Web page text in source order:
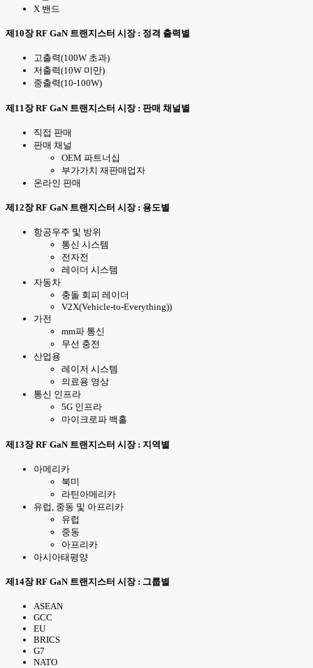
X 밴드
제10장 RF GaN 트랜지스터 시장 : 정격 출력별
고출력(100W 초과)
저출력(10W 미만)
중출력(10-100W)
제11장 RF GaN 트랜지스터 시장 : 판매 채널별
직접 판매
판매 채널
OEM 파트너십
부가가치 재판매업자
온라인 판매
제12장 RF GaN 트랜지스터 시장 : 용도별
항공우주 및 방위
통신 시스템
전자전
레이더 시스템
자동차
충돌 회피 레이더
V2X(Vehicle-to-Everything))
가전
mm파 통신
무선 충전
산업용
레이저 시스템
의료용 영상
통신 인프라
5G 인프라
마이크로파 백홀
제13장 RF GaN 트랜지스터 시장 : 지역별
아메리카
북미
라틴아메리카
유럽, 중동 및 아프리카
유럽
중동
아프리카
아시아태평양
제14장 RF GaN 트랜지스터 시장 : 그룹별
ASEAN
GCC
EU
BRICS
G7
NATO